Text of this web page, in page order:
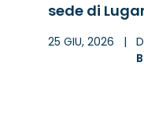
sede di
25 GIU, 2026 |